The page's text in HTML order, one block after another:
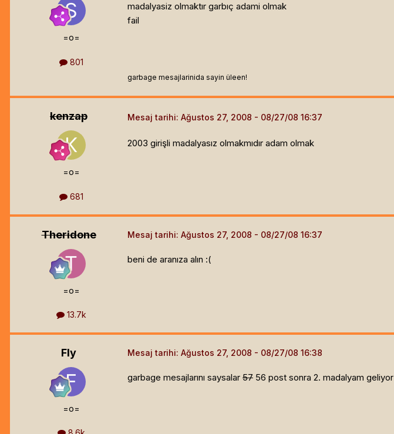
=o=
801
madalyasiz olmaktır garbıç adami olmak
fail
garbage mesajlarinida sayin üleen!
kenzap
=o=
681
Mesaj tarihi: Ağustos 27, 2008
2003 girişli madalyasız olmakmıdır adam olmak
Theridone
=o=
13.7k
Mesaj tarihi: Ağustos 27, 2008
beni de aranıza alın :(
Fly
=o=
Mesaj tarihi: Ağustos 27, 2008
garbage mesajlarını saysalar 57 56 post sonra 2. madalyam geliyor